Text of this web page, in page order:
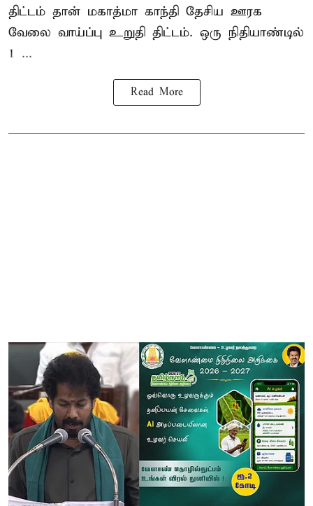
திட்டம் தான் மகாத்மா காந்தி தேசிய ஊரக
வேலை வாய்ப்பு உறுதி திட்டம். ஒரு நிதியாண்டில்
1 ...
Read More